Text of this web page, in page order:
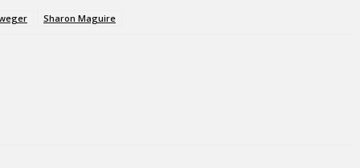
Sharon Maguire